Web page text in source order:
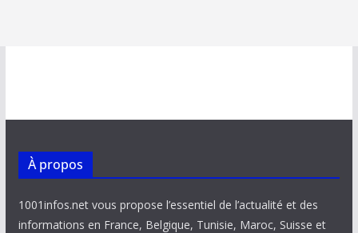
À propos
1001infos.net vous propose l’essentiel de l’actualité et des
informations en France, Belgique, Tunisie, Maroc, Suisse et